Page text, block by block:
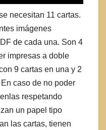
necesitan 11 cartas.
imágenes
de cada una. Son 4
impresas a doble
9 cartas en una y 2
caso de no poder
respetando
un papel tipo
las cartas, tienen